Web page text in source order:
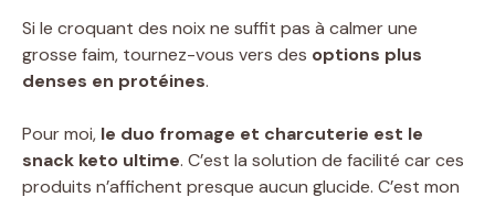
Si le croquant des noix ne suffit pas à calmer une
grosse faim, tournez-vous vers des options plus
denses en protéines.
Pour moi, le duo fromage et charcuterie est le
snack keto ultime. C’est la solution de facilité car ces
produits n’affichent presque aucun glucide. C’est mon